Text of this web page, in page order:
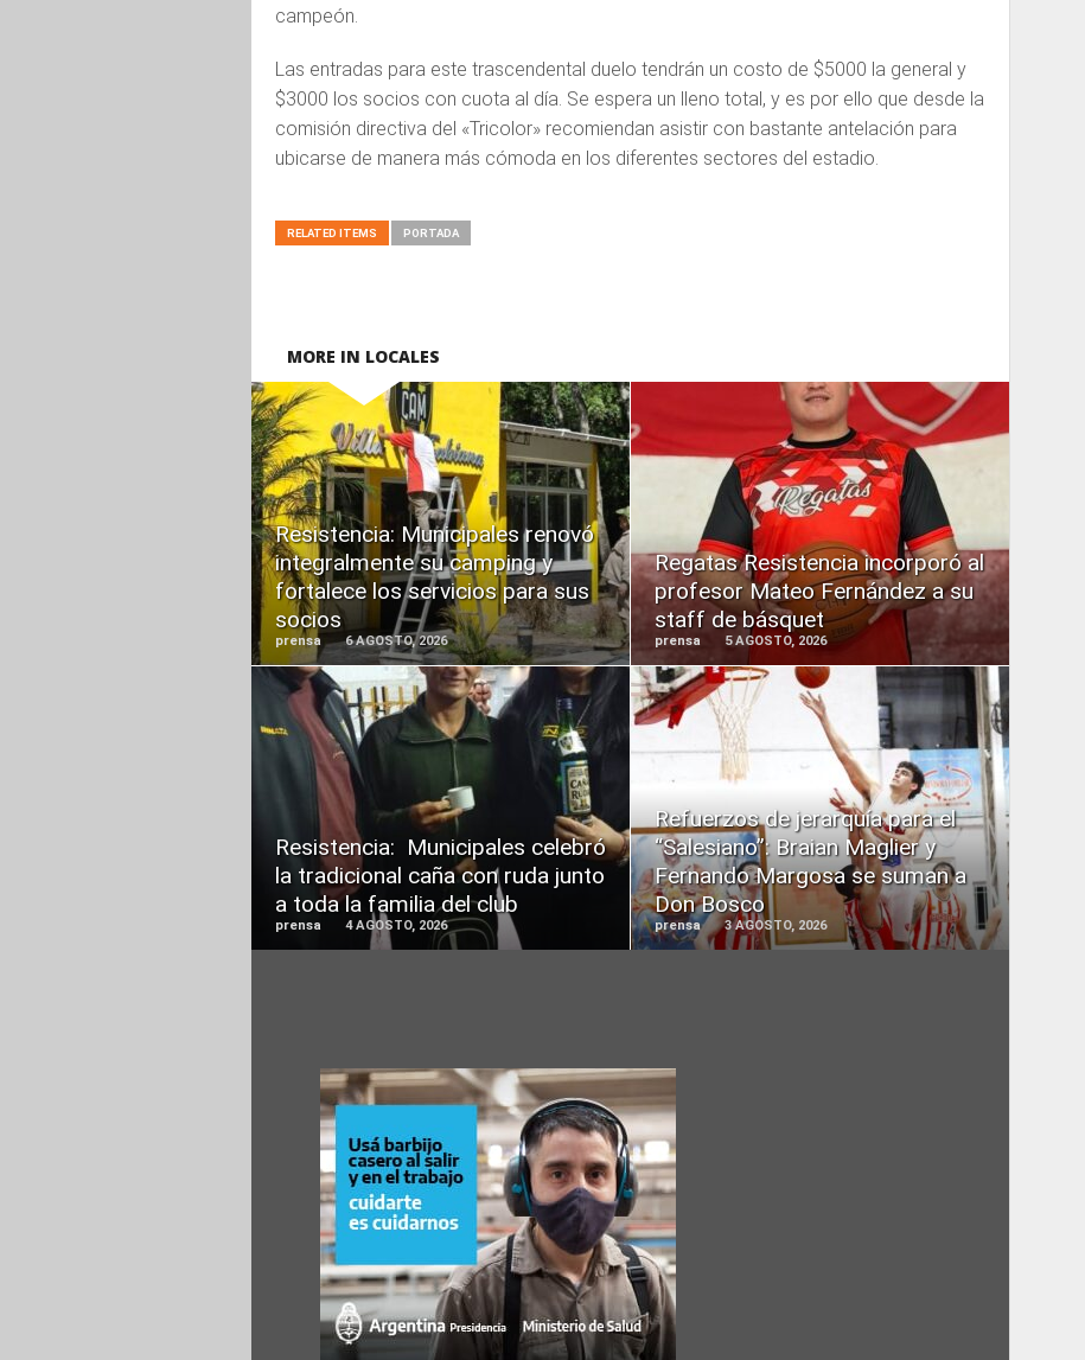
campeón.
Las entradas para este trascendental duelo tendrán un costo de $5000 la general y
$3000 los socios con cuota al día. Se espera un lleno total, y es por ello que desde la
comisión directiva del «Tricolor» recomiendan asistir con bastante antelación para
ubicarse de manera más cómoda en los diferentes sectores del estadio.
RELATED ITEMS PORTADA
MORE IN LOCALES
Resistencia: Municipales renovó
integralmente su camping y
fortalece los servicios para sus
socios
prensa 6 AGOSTO, 2026
READ
MORE
Regatas Resistencia incorporó al
profesor Mateo Fernández a su
staff de básquet
prensa 5 AGOSTO, 2026
READ
MORE
Resistencia: Municipales celebró
la tradicional caña con ruda junto
a toda la familia del club
prensa 4 AGOSTO, 2026
READ
MORE
Refuerzos de jerarquía para el
“Salesiano”: Braian Maglier y
Fernando Margosa se suman a
Don Bosco
prensa 3 AGOSTO, 2026
READ
MORE